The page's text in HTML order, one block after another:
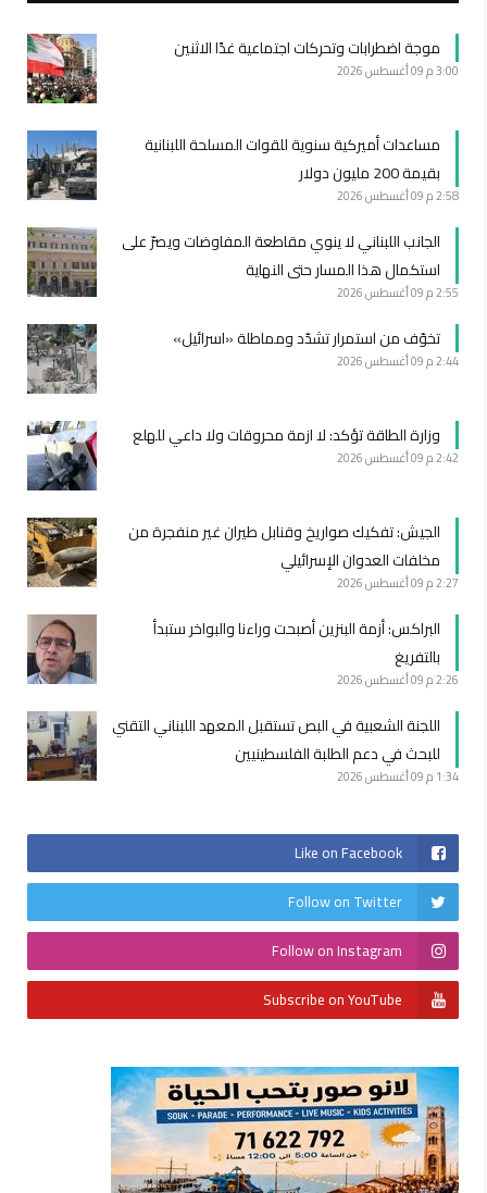
موجة اضطرابات وتحركات اجتماعية غدًا الاثنين
3:00 م 09 أغسطس 2026
مساعدات أميركية سنوية للقوات المسلحة اللبنانية
بقيمة 200 مليون دولار
2:58 م 09 أغسطس 2026
الجانب اللبناني لا ينوي مقاطعة المفاوضات ويصرّ على
استكمال هذا المسار حتى النهاية
2:55 م 09 أغسطس 2026
تخوّف من استمرار تشدّد ومماطلة «اسرائيل»
2:44 م 09 أغسطس 2026
وزارة الطاقة تؤكد: لا ازمة محروقات ولا داعي للهلع
2:42 م 09 أغسطس 2026
الجيش: تفكيك صواريخ وقنابل طيران غير منفجرة من
مخلفات العدوان الإسرائيلي
2:27 م 09 أغسطس 2026
البراكس: أزمة البنزين أصبحت وراءنا والبواخر ستبدأ
بالتفريغ
2:26 م 09 أغسطس 2026
اللجنة الشعبية في البص تستقبل المعهد اللبناني التقني
للبحث في دعم الطلبة الفلسطينيين
1:34 م 09 أغسطس 2026
Like on Facebook
Follow on Twitter
Follow on Instagram
Subscribe on YouTube